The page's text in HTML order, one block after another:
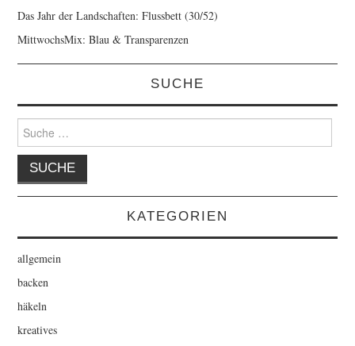
Das Jahr der Landschaften: Flussbett (30/52)
MittwochsMix: Blau & Transparenzen
SUCHE
nach:
KATEGORIEN
allgemein
backen
häkeln
kreatives